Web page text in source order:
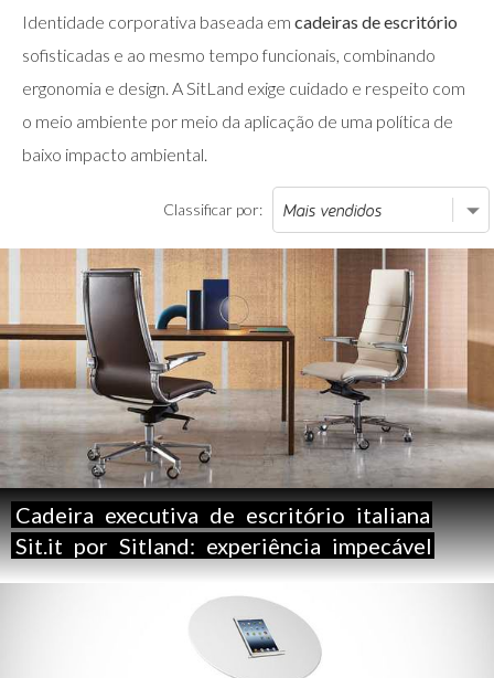
Identidade corporativa baseada em cadeiras de escritório
sofisticadas e ao mesmo tempo funcionais, combinando
ergonomia e design. A SitLand exige cuidado e respeito com
o meio ambiente por meio da aplicação de uma política de
baixo impacto ambiental.
Classificar por:
Cadeira executiva de escritório italiana
Sit.it por Sitland: experiência impecável